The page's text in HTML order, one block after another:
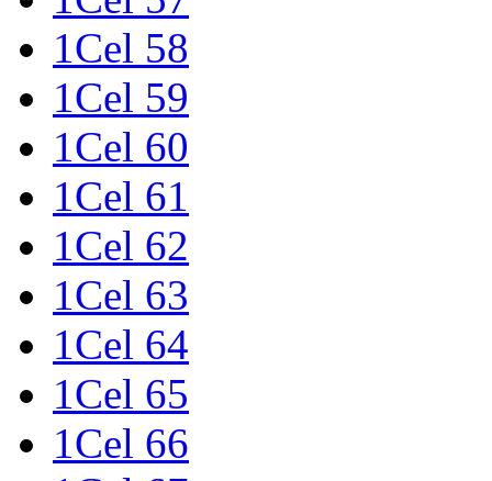
1Cel 58
1Cel 59
1Cel 60
1Cel 61
1Cel 62
1Cel 63
1Cel 64
1Cel 65
1Cel 66